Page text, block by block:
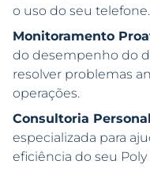
o uso do seu telefone.
Monitoramento
do desempenho do
resolver problemas
operações.
Consultoria
especializada para
eficiência do seu